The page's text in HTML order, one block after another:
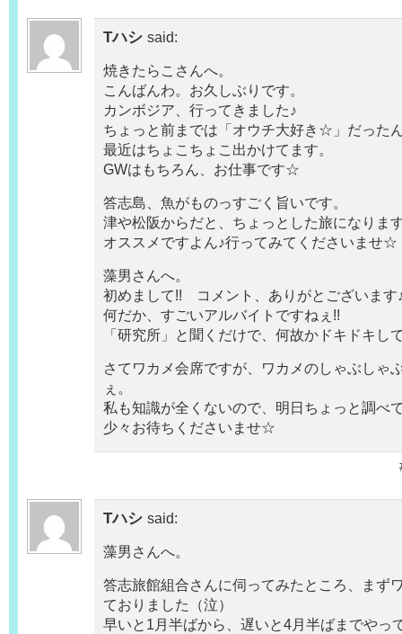
Tハシ said:
焼きたらこさんへ。
こんばんわ。お久しぶりです。
カンボジア、行ってきました♪
ちょっと前までは「オウチ大好き☆」だった
最近はちょこちょこ出かけてます。
GWはもちろん、お仕事です☆
答志島、魚がものっすごく旨いです。
津や松阪からだと、ちょっとした旅になりま
オススメですよん♪行ってみてくださいませ☆
藻男さんへ。
初めまして!! コメント、ありがとございます
何だか、すごいアルバイトですねぇ!!
「研究所」と聞くだけで、何故かドキドキし
さてワカメ会席ですが、ワカメのしゃぶしゃ
ぇ。
私も知識が全くないので、明日ちょっと調べ
少々お待ちくださいませ☆
Tハシ said:
藻男さんへ。
答志旅館組合さんに伺ってみたところ、まず
ておりました（泣）
早いと1月半ばから、遅いと4月半ばまでやっ